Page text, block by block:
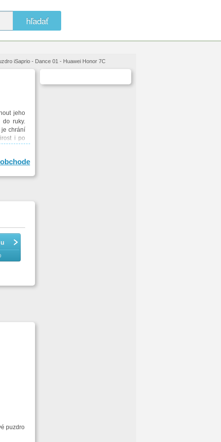
hľadať
iSaprio - Dance 01 - Huawei Honor 7C
jeho
do ruky.
je chrání
i po
puzdro